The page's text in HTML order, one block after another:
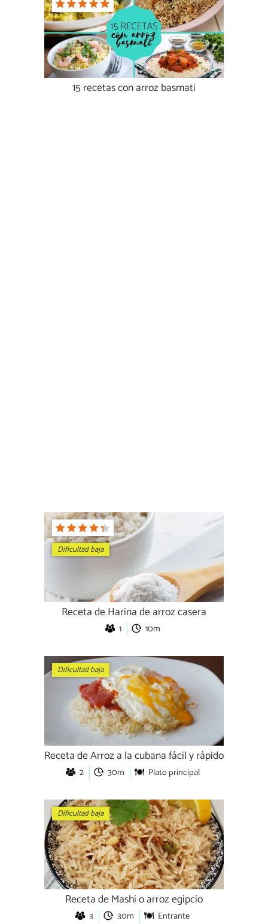
15 recetas con arroz basmati
Dificultad baja
Receta de Harina de arroz casera
1 10m
Dificultad baja
Receta de Arroz a la cubana fácil y rápido
2 30m Plato principal
Dificultad baja
Receta de Mashi o arroz egipcio
3 30m Entrante